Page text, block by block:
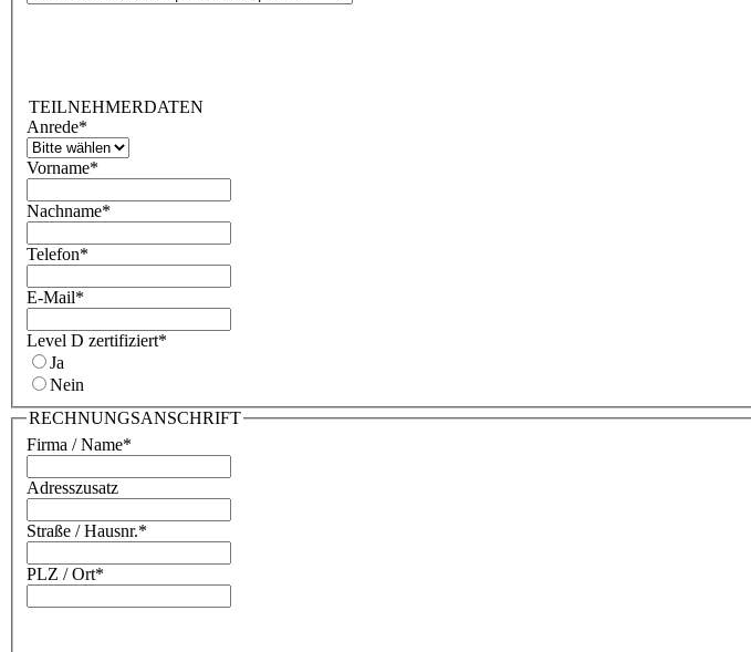
TEILNEHMERDATEN
Anrede*
Vorname*
Nachname*
Telefon*
E-Mail*
Level D zertifiziert*
Ja
Nein
RECHNUNGSANSCHRIFT
Firma / Name*
Adresszusatz
Straße / Hausnr.*
PLZ / Ort*